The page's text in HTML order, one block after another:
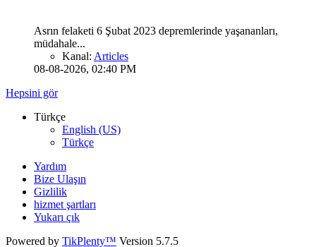
Asrın felaketi 6 Şubat 2023 depremlerinde yaşananları,
müdahale...
Kanal: Articles
08-08-2026, 02:40 PM
Hepsini gör
Türkçe
English (US)
Türkçe
Yardım
Bize Ulaşın
Gizlilik
hizmet şartları
Yukarı çık
Powered by TikPlenty™ Version 5.7.5